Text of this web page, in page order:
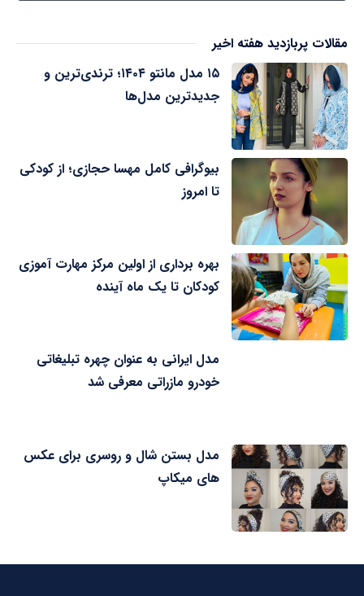
مقالات پربازدید هفته اخیر
۱۵ مدل مانتو ۱۴۰۴؛ ترندی‌ترین و
جدیدترین مدل‌ها
بیوگرافی کامل مهسا حجازی؛ از کودکی
تا امروز
بهره برداری از اولین مرکز مهارت آموزی
کودکان تا یک ماه آینده
مدل ایرانی به عنوان چهره تبلیغاتی
خودرو مازراتی معرفی شد
مدل بستن شال و روسری برای عکس
های میکاپ